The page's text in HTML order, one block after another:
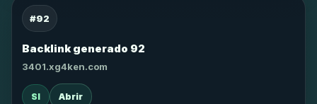
#92
Backlink generado 92
3401.xg4ken.com
SI Abrir